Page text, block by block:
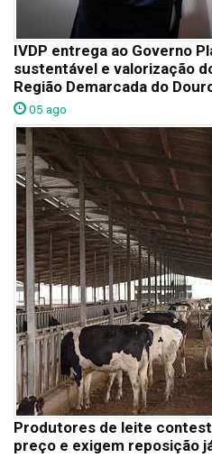
IVDP entrega ao Governo
sustentável e valorização
Região Demarcada do
05 ago
Produtores de leite
preço e exigem reposição